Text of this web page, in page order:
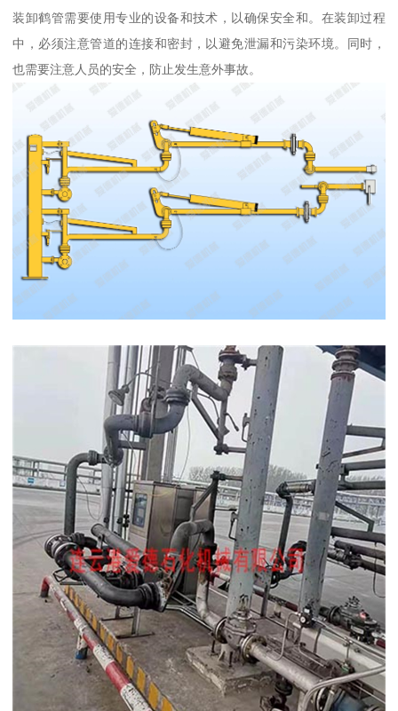
装卸鹤管需要使用专业的设备和技术，以确保安全和。在装卸过程
中，必须注意管道的连接和密封，以避免泄漏和污染环境。同时，
也需要注意人员的安全，防止发生意外事故。